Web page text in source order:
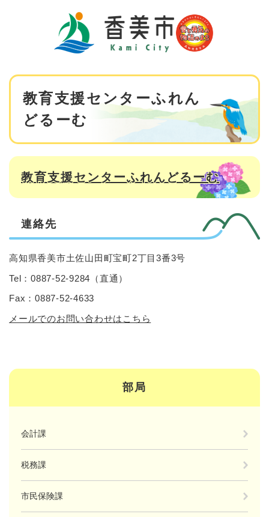
本
教育支援センターふれん
どるーむ
教育支援センターふれんどるーむ
連絡先
高知県香美市土佐山田町宝町2丁目3番3号
Tel：0887-52-9284 （直通 ）
Fax：0887-52-4633
メールでのお問い合わせはこちら
部局
会計課
税務課
市民保険課